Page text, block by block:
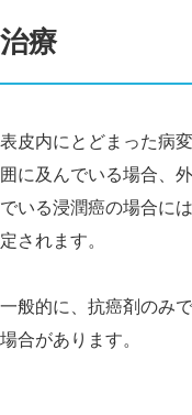
治療
表皮内にとどまった病
囲に及んでいる場合、
でいる浸潤癌の場合に
定されます。
一般的に、抗癌剤のみ
場合があります。